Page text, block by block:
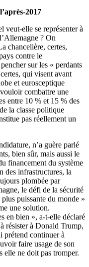
2017
elle se représenter à
? On
chancelière, certes,
contre le
sur les « perdants
qui visent avant
et eurosceptique
combattre une
entre 10 % et 15 % des
la classe politique
pas réellement un
n’a guère parlé
bien sûr, mais aussi le
financement du système
des infrastructures, la
plombée par
le défi de la sécurité
puissante du monde »
une solution.
en bien », a-t-elle déclaré
résister à Donald Trump,
prétend continuer à
faire usage de son
elle ne doit pas tromper.